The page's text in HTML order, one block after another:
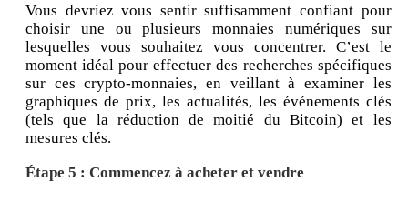
Vous devriez vous sentir suffisamment confiant pour
choisir une ou plusieurs monnaies numériques sur
lesquelles vous souhaitez vous concentrer. C’est le
moment idéal pour effectuer des recherches spécifiques
sur ces crypto-monnaies, en veillant à examiner les
graphiques de prix, les actualités, les événements clés
(tels que la réduction de moitié du Bitcoin) et les
mesures clés.
Étape 5 : Commencez à acheter et vendre